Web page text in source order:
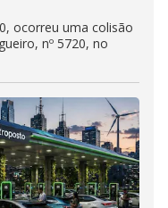
ocorreu uma colisão
nº 5720, no